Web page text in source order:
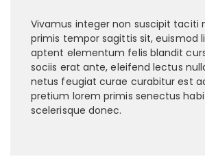
Vivamus integer non suscipit taciti
primis tempor sagittis sit, euismod
aptent elementum felis blandit
sociis erat ante, eleifend lectus
netus feugiat curae curabitur est
pretium lorem primis senectus
scelerisque donec.